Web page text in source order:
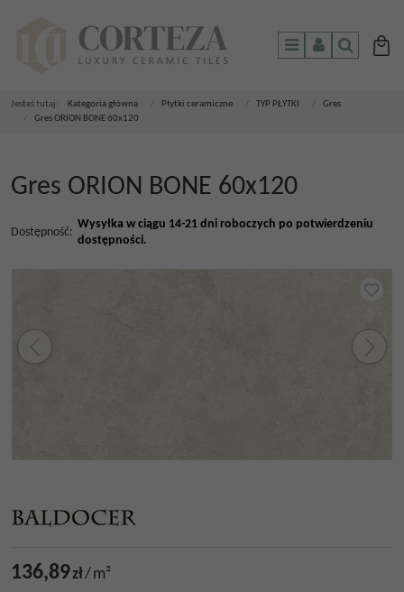
MenuPanelSzukaj
Jesteś tutaj: Kategoria główna Płytki ceramiczne TYP PŁYTKI
Gres
Gres ORION BONE 60x120
Gres ORION BONE 60x120
Dostępność:
Wysyłka w ciągu 14-21 dni roboczych po potwierdzeniu
dostępności.
136,89zł/m²